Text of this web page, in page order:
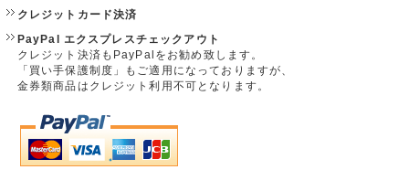
クレジットカード決済
PayPal エクスプレスチェックアウト
クレジット決済もPayPalをお勧め致します。
「買い手保護制度」もご適用になっておりますが、
金券類商品はクレジット利用不可となります。